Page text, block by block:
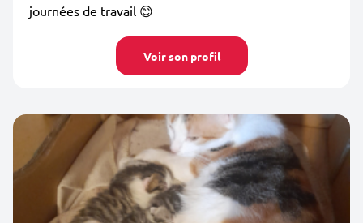
journées de travail 😊
Voir son profil